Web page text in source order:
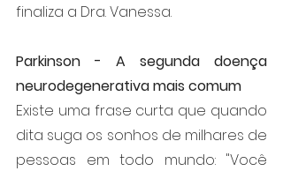
finaliza a Dra. Vanessa.
Parkinson - A segunda doença
neurodegenerativa mais comum
Existe uma frase curta que quando
dita suga os sonhos de milhares de
pessoas em todo mundo: "Você